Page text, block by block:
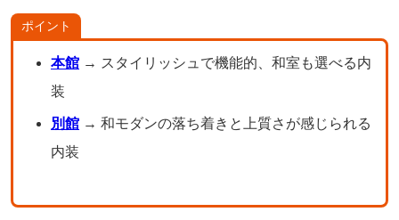
ポイント
本館→ スタイリッシュで機能的、和室も選べる内
装
別館→ 和モダンの落ち着きと上質さが感じられる
内装